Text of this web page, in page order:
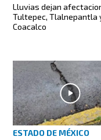
Lluvias dejan
Tultepec, Tlalnepantla
Coacalco
ESTADO DE MÉXICO